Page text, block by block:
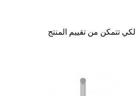
لكي تتمكن من تقييم المنتج